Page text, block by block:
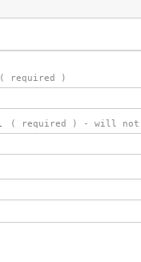
( required )
( required ) - will not